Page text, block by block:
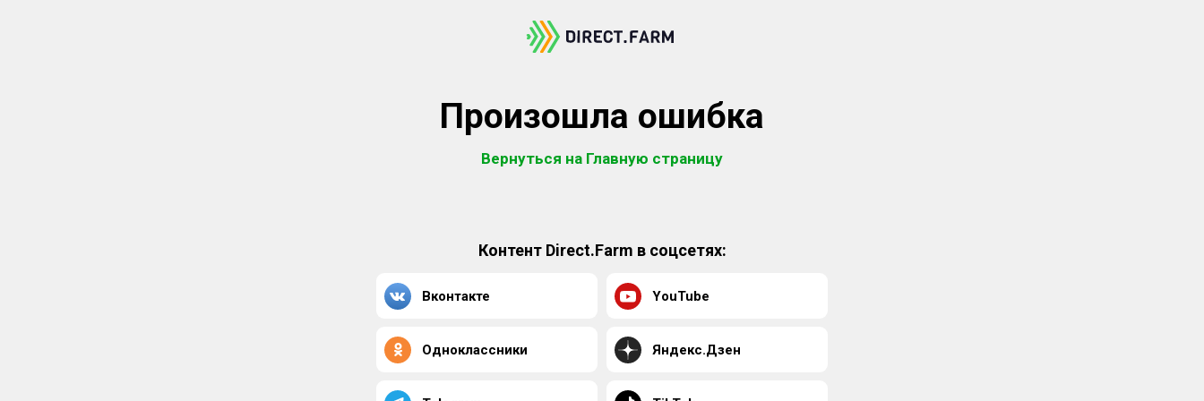
Произошла ошибка
Вернуться на Главную страницу
Контент Direct.Farm в соцсетях:
Вконтакте YouTube
Одноклассники Яндекс.Дзен